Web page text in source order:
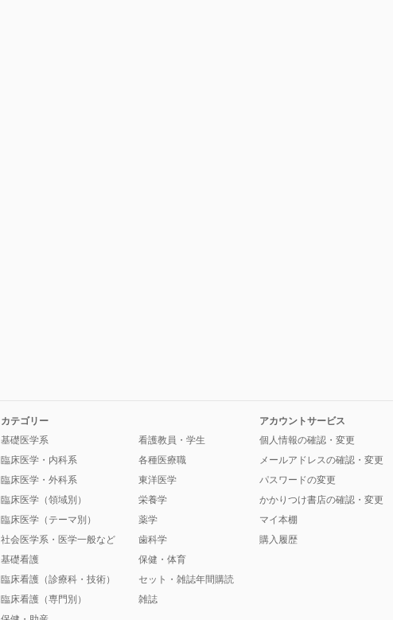
カテゴリー
基礎医学系
臨床医学・内科系
臨床医学・外科系
臨床医学（領域別）
臨床医学（テーマ別）
社会医学系・医学一般など
基礎看護
臨床看護（診療科・技術）
臨床看護（専門別）
看護教員・学生
各種医療職
東洋医学
栄養学
薬学
歯科学
保健・体育
セット・雑誌年間購読
雑誌
アカウントサービス
個人情報の確認・変更
メールアドレスの確認・変更
パスワードの変更
かかりつけ書店の確認・変更
マイ本棚
購入履歴